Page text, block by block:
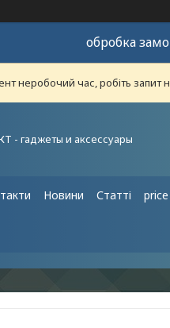
обробка
неробочий час, робіть запит
- гаджеты и аксессуары
Новини Статті price